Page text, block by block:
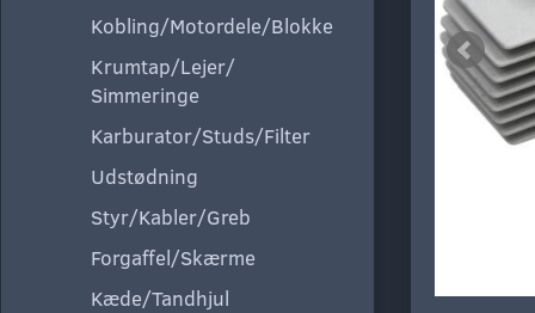
Kobling/Motordele/Blokke
Krumtap/Lejer/
Simmeringe
Karburator/Studs/Filter
Udstødning
Styr/Kabler/Greb
Forgaffel/Skærme
Kæde/Tandhjul